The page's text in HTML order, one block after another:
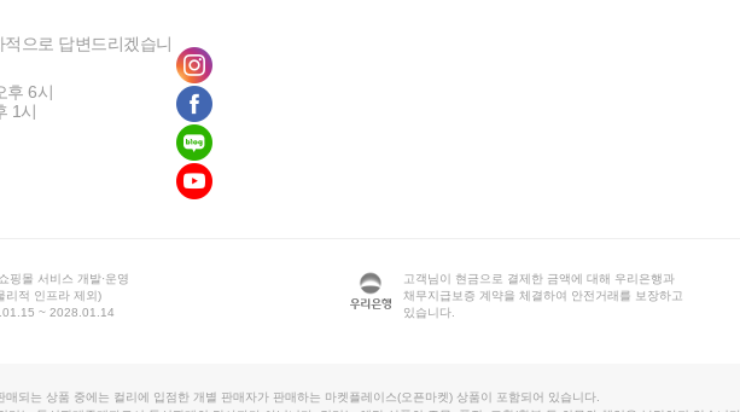
으로 답변드리겠습니
후 6시
1시
핑몰 서비스 개발·운영
리적 인프라 제외)
~ 2028.01.14
고객님이 현금으로 결제한 금액에 대해 우리은행과
채무지급보증 계약을 체결하여 안전거래를 보장하고
있습니다.
매되는 상품 중에는 컬리에 입점한 개별 판매자가 판매하는 마켓플레이스(오픈마켓) 상품이 포함되어 있습니다.